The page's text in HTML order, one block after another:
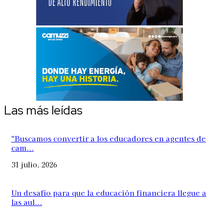
Las más leídas
“Buscamos convertir a los educadores en agentes de
cam...
31 julio, 2026
Un desafío para que la educación financiera llegue a
las aul...